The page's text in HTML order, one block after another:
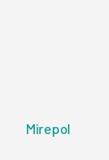
Mirepol